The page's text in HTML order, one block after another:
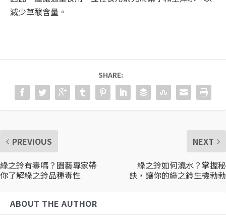
減少草酸含量。
SHARE:
PREVIOUS
綠之鈴有毒嗎？園藝專家帶
你了解綠之鈴品種毒性
NEXT
綠之鈴如何澆水？掌握秘
訣，讓你的綠之鈴生機勃勃
ABOUT THE AUTHOR